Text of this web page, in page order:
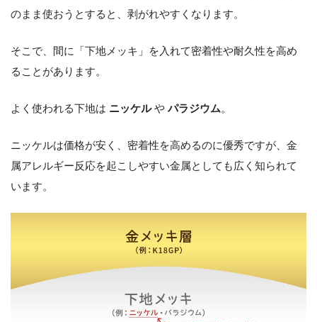
のまま使おうとすると、剥がれやすくなります。
そこで、間に「下地メッキ」を入れて密着性や耐久性を高め
ることがあります。
よく使われる下地は ニッケルや パラジウム。
ニッケルは価格が安く、密着性を高めるのに優秀ですが、金
属アレルギー反応を起こしやすい金属としても広く知られて
います。